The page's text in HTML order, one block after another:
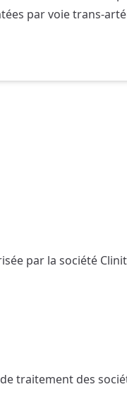
par voie trans-
par la société
traitement des